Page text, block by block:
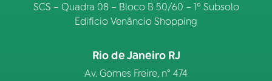
SCS – Quadra 08 – Bloco B 50/60 – 1º Subsolo
Edifício Venâncio Shopping
Rio de Janeiro RJ
Av. Gomes Freire, n° 474